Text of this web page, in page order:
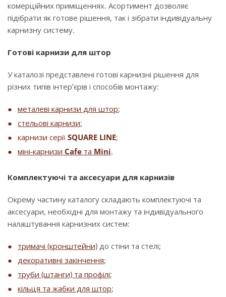
комерційних приміщеннях. Асортимент дозволяє
підібрати як готове рішення, так і зібрати індивідуальну
карнизну систему.
Готові карнизи для штор
У каталозі представлені готові карнизні рішення для
різних типів інтер’єрів і способів монтажу:
металеві карнизи для штор;
стельові карнизи;
карнизи серії SQUARE LINE;
міні-карнизи Cafe та Mini.
Комплектуючі та аксесуари для карнизів
Окрему частину каталогу складають комплектуючі та
аксесуари, необхідні для монтажу та індивідуального
налаштування карнизних систем:
тримачі (кронштейни) до стіни та стелі;
декоративні закінчення;
труби (штанги) та профілі;
кільця та жабки для штор;